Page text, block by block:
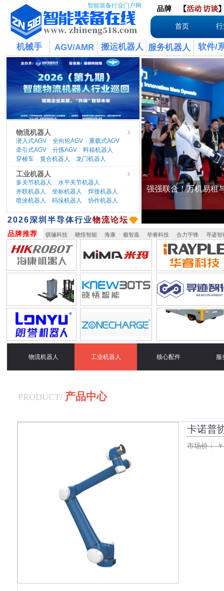
智能装备行业门户网 品牌 【活动访谈
首页
机械手 搬运机器人 软件/
AGV/AMR 服务机器人
物流机器人
潜入式AGV 全向轮AGV 重载式AGV
牵引式AGV 分拣AGV 料箱机器人
穿梭车 复合机器人 龙门机器人
工业机器人
多关节机器人 水平关节机器人
并联机器人 坐标机器人 焊接机器人
喷涂机器人 码垛机器人 协作机器人
​2026深圳半导体行业物流论坛
骐骊科技 晓悟智能 海康 极智嘉 华睿科技 合力宇锋 寻迹智
品牌推荐
物流机器人 工业机器人 核心配件 服
PRODUCT/ 产品中心
卡诺普
市场价： ￥